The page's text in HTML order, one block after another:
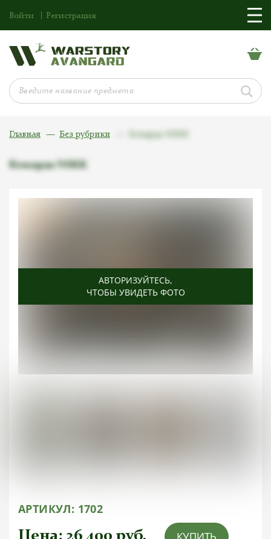
Войти Регистрация
Главная Без рубрики
Кокарда NSKK
АВТОРИЗУЙТЕСЬ,
ЧТОБЫ УВИДЕТЬ ФОТО
АВТОРИЗУЙТЕСЬ,
ЧТОБЫ УВИДЕТЬ ФОТО
АВТОРИЗУЙТЕСЬ,
ЧТОБЫ УВИДЕТЬ ФОТО
АВТОРИЗУЙТЕСЬ,
ЧТОБЫ УВИДЕТЬ ФОТО
АВТОРИЗУЙТЕСЬ,
ЧТОБЫ УВИДЕТЬ ФОТО
АРТИКУЛ: 1702
КУПИТЬ